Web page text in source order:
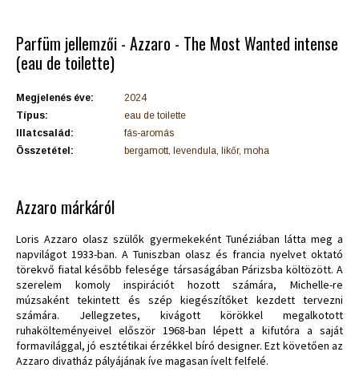
Parfüm jellemzői - Azzaro - The Most Wanted intense
(eau de toilette)
Megjelenés éve:
2024
Típus:
eau de toilette
Illatcsalád:
fás-aromás
Összetétel:
bergamott, levendula, likőr, moha
Azzaro márkáról
Loris Azzaro olasz szülők gyermekeként Tunéziában látta meg a
napvilágot 1933-ban. A Tuniszban olasz és francia nyelvet oktató
törekvő fiatal később felesége társaságában Párizsba költözött. A
szerelem komoly inspirációt hozott számára, Michelle-re
múzsaként tekintett és szép kiegészítőket kezdett tervezni
számára. Jellegzetes, kivágott körökkel megalkotott
ruhakölteményeivel először 1968-ban lépett a kifutóra a saját
formavilággal, jó esztétikai érzékkel bíró designer. Ezt követően az
Azzaro divatház pályájának íve magasan ívelt felfelé.